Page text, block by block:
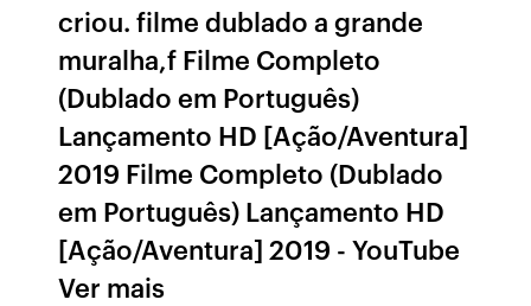
criou. filme dublado a grande
muralha,f Filme Completo
(Dublado em Português)
Lançamento HD [Ação/Aventura]
2019 Filme Completo (Dublado
em Português) Lançamento HD
[Ação/Aventura] 2019 - YouTube
Ver mais